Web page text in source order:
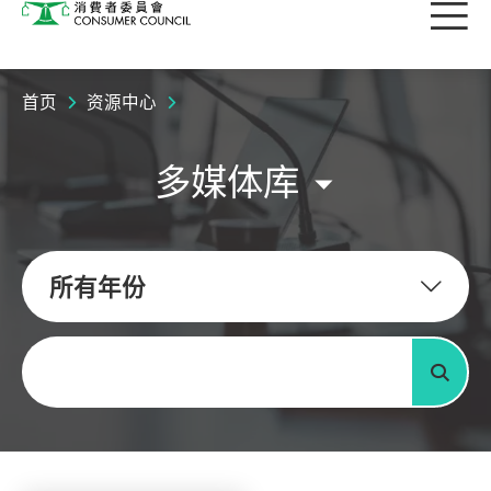
消费者委员会 目
首页 资源中心
多媒体库
所有年份
关键字
搜寻